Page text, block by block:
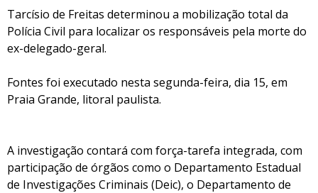
Tarcísio de Freitas determinou a mobilização total da
Polícia Civil para localizar os responsáveis pela morte do
ex-delegado-geral.
Fontes foi executado nesta segunda-feira, dia 15, em
Praia Grande, litoral paulista.
A investigação contará com força-tarefa integrada, com
participação de órgãos como o Departamento Estadual
de Investigações Criminais (Deic), o Departamento de